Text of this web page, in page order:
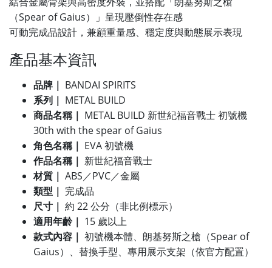
（Spear of Gaius）」呈現壓倒性存在感
可動完成品設計，兼顧重量感、穩定度與動態展示表現
產品基本資訊
品牌｜ BANDAI SPIRITS
系列｜ METAL BUILD
商品名稱｜ METAL BUILD 新世紀福音戰士 初號機
30th with the spear of Gaius
角色名稱｜ EVA 初號機
作品名稱｜ 新世紀福音戰士
材質｜ ABS／PVC／金屬
類型｜ 完成品
尺寸｜ 約 22 公分（非比例標示）
適用年齡｜ 15 歲以上
款式內容｜ 初號機本體、朗基努斯之槍（Spear of
Gaius）、替換手型、專用展示支架（依官方配置）